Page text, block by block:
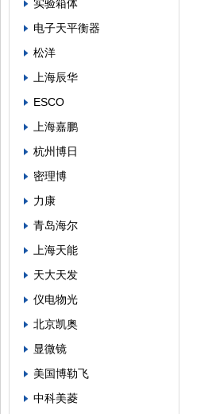
实验箱体
电子天平衡器
松洋
上海辰华
ESCO
上海嘉鹏
杭州博日
密理博
力康
青岛海尔
上海天能
天大天发
仪电物光
北京凯奥
显微镜
美国博勒飞
中科美菱